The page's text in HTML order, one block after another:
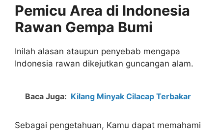
Pemicu Area di Indonesia
Rawan Gempa Bumi
Inilah alasan ataupun penyebab mengapa
Indonesia rawan dikejutkan guncangan alam.
Baca Juga: Kilang Minyak Cilacap Terbakar
Sebagai pengetahuan, Kamu dapat memahami